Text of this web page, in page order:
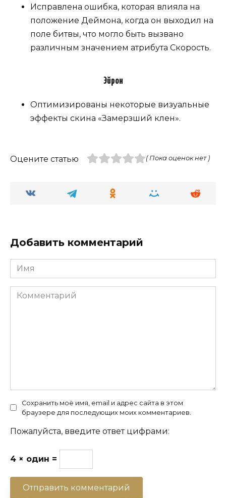
Исправлена ошибка, которая влияла на
положение Деймона, когда он выходил на
поле битвы, что могло быть вызвано
различным значением атрибута Скорость.
Эйрон
Оптимизированы некоторые визуальные
эффекты скина «Замерзший клен».
Оцените статью ( Пока оценок нет )
Добавить комментарий
Имя
Комментарий
Сохранить моё имя, email и адрес сайта в этом
браузере для последующих моих комментариев.
Пожалуйста, введите ответ цифрами:
4 × один =